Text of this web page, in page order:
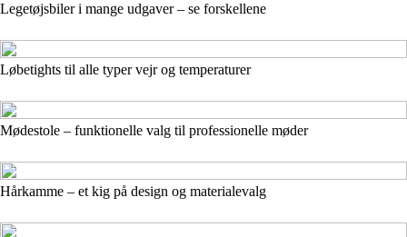
Legetøjsbiler i mange udgaver – se forskellene
Løbetights til alle typer vejr og temperaturer
Mødestole – funktionelle valg til professionelle møder
Hårkamme – et kig på design og materialevalg